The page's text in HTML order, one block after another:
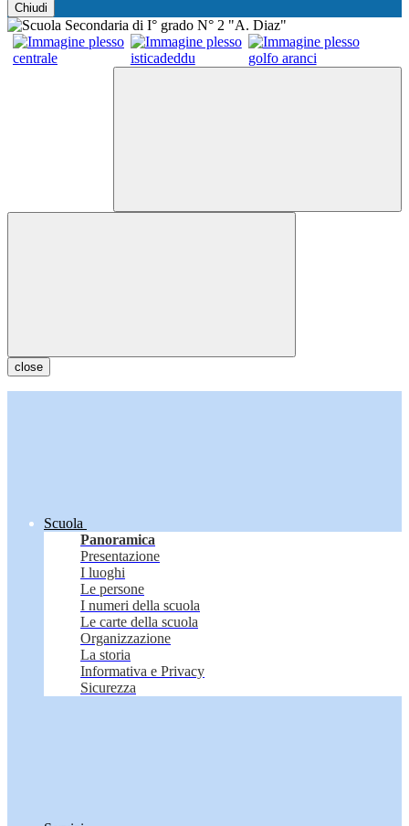
Chiudi
close
Scuola
Panoramica
Presentazione
I luoghi
Le persone
I numeri della scuola
Le carte della scuola
Organizzazione
La storia
Informativa e Privacy
Sicurezza